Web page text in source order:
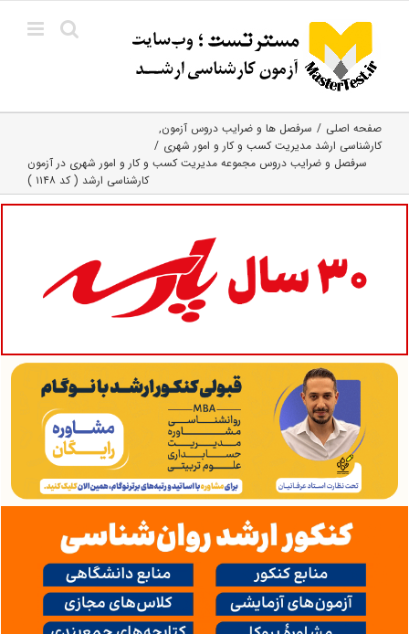
content
صفحه اصلی
سرفصل ها و ضرایب دروس آزمون
کارشناسی ارشد مدیریت کسب و کار و امور شهری
سرفصل و ضرایب دروس مجموعه مدیریت کسب و کار و امور شهری در آزمون
کارشناسی ارشد ( کد ۱۱۴۸ )